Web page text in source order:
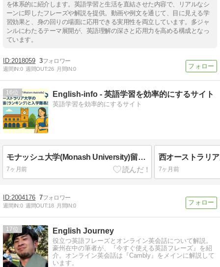
を体系的に紹介します。英語学習と生活を直結させた内容で、リアルなシ
ーンに即したフレーズや解説を提供。動画や例文を通じて、目に見える学
習効果と、身の回りの場面に応用できる実用性を両立しています。多ジャ
ンルにわたるテーマ展開が、英語理解の深さと応用力を高める構成となっ
ています。
2018059 3
週間IN:0 週間OUT:26 月間IN:0
16 English-info - 英語学習を効率的にするサイト
英語学習を効率的にするサイト
モナッシュ大学(Monash University)留学完全ガイド｜偏差値・入学条件・学部・学費をプロが徹底解説
7ヶ月前 7ヶ月前
2004176 7
週間IN:0 週間OUT:18 月間IN:0
17 English Journey
役立つ英語フレーズとオンライン英会話について解説。
豪州在中の筆者が、『今すぐ使える英語フレーズ』を紹
介。オンライン英会話は『Cambly』をメインに解説して
います。